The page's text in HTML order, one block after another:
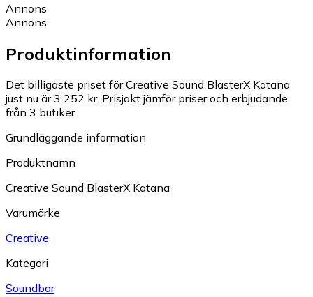
Annons
Annons
Produktinformation
Det billigaste priset för Creative Sound BlasterX Katana
just nu är 3 252 kr. Prisjakt jämför priser och erbjudande
från 3 butiker.
Grundläggande information
Produktnamn
Creative Sound BlasterX Katana
Varumärke
Creative
Kategori
Soundbar